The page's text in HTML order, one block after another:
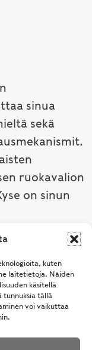
kuten
laitetietoja. Näiden
käsitellä
tunnuksia tällä
voi vaikuttaa
sinua
sekä
ruokavalion
on sinun